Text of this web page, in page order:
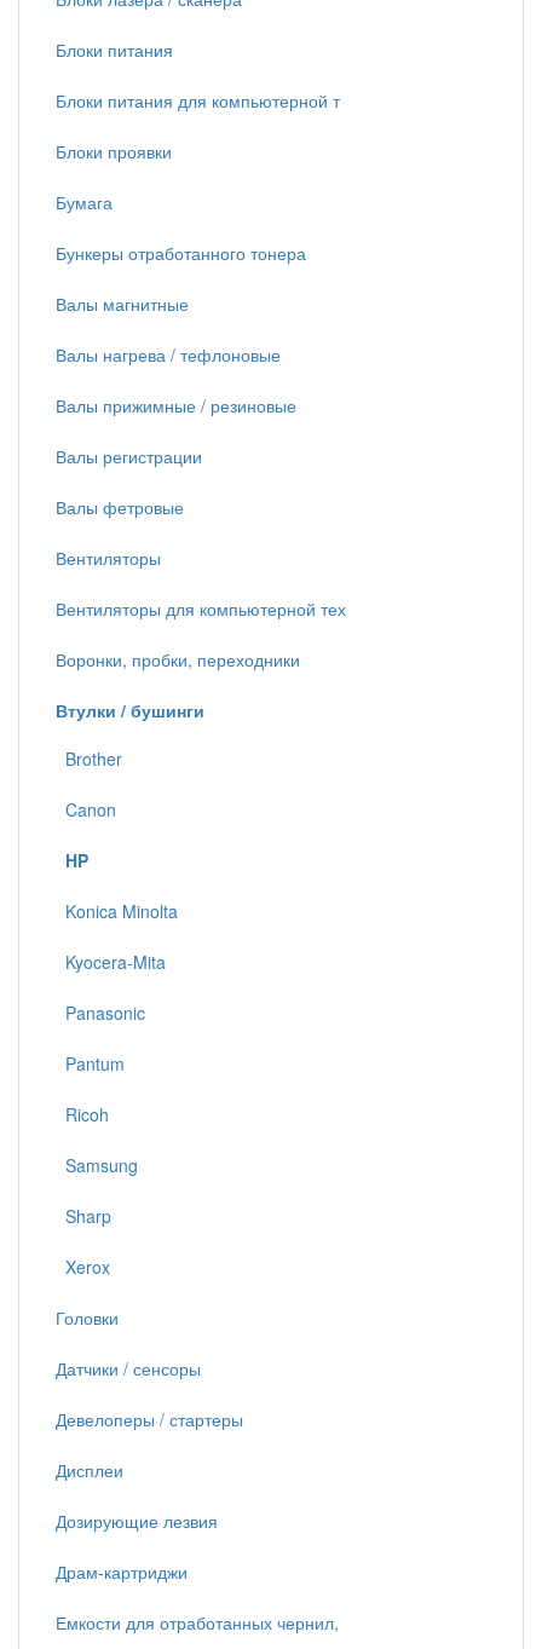
Блоки питания
Блоки питания для компьютерной т
Блоки проявки
Бумага
Бункеры отработанного тонера
Валы магнитные
Валы нагрева / тефлоновые
Валы прижимные / резиновые
Валы регистрации
Валы фетровые
Вентиляторы
Вентиляторы для компьютерной тех
Воронки, пробки, переходники
Втулки / бушинги
Brother
Canon
HP
Konica Minolta
Kyocera-Mita
Panasonic
Pantum
Ricoh
Samsung
Sharp
Xerox
Головки
Датчики / сенсоры
Девелоперы / стартеры
Дисплеи
Дозирующие лезвия
Драм-картриджи
Емкости для отработанных чернил,